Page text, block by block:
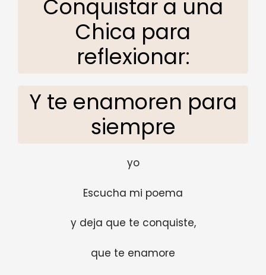
Conquistar a una
Chica para
reflexionar:
Y te enamoren para
siempre
yo
Escucha mi poema
y deja que te conquiste,
que te enamore